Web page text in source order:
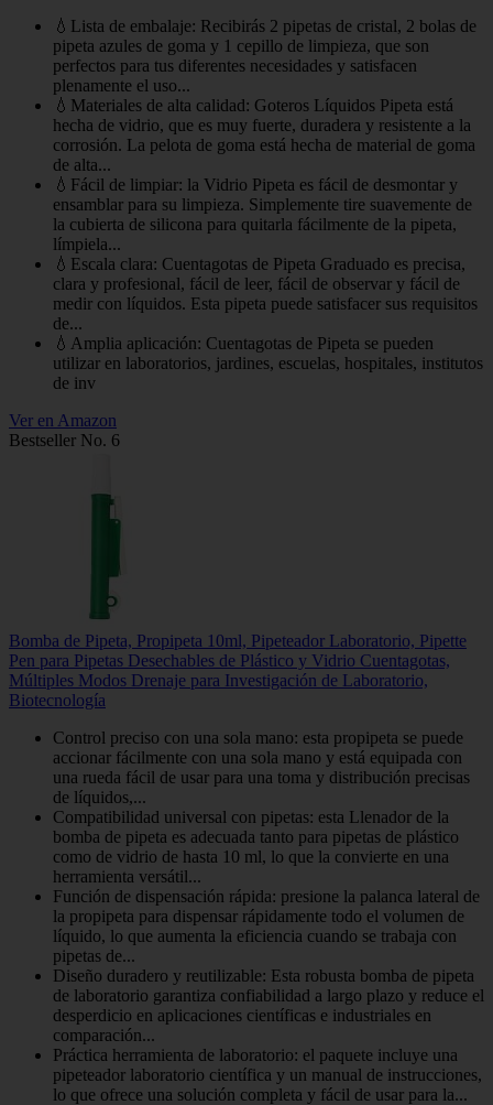
💧Lista de embalaje: Recibirás 2 pipetas de cristal, 2 bolas de
pipeta azules de goma y 1 cepillo de limpieza, que son
perfectos para tus diferentes necesidades y satisfacen
plenamente el uso...
💧Materiales de alta calidad: Goteros Líquidos Pipeta está
hecha de vidrio, que es muy fuerte, duradera y resistente a la
corrosión. La pelota de goma está hecha de material de goma
de alta...
💧Fácil de limpiar: la Vidrio Pipeta es fácil de desmontar y
ensamblar para su limpieza. Simplemente tire suavemente de
la cubierta de silicona para quitarla fácilmente de la pipeta,
límpiela...
💧Escala clara: Cuentagotas de Pipeta Graduado es precisa,
clara y profesional, fácil de leer, fácil de observar y fácil de
medir con líquidos. Esta pipeta puede satisfacer sus requisitos
de...
💧Amplia aplicación: Cuentagotas de Pipeta se pueden
utilizar en laboratorios, jardines, escuelas, hospitales, institutos
de inv
Ver en Amazon
Bestseller No. 6
Bomba de Pipeta, Propipeta 10ml, Pipeteador Laboratorio, Pipette
Pen para Pipetas Desechables de Plástico y Vidrio Cuentagotas,
Múltiples Modos Drenaje para Investigación de Laboratorio,
Biotecnología
Control preciso con una sola mano: esta propipeta se puede
accionar fácilmente con una sola mano y está equipada con
una rueda fácil de usar para una toma y distribución precisas
de líquidos,...
Compatibilidad universal con pipetas: esta Llenador de la
bomba de pipeta es adecuada tanto para pipetas de plástico
como de vidrio de hasta 10 ml, lo que la convierte en una
herramienta versátil...
Función de dispensación rápida: presione la palanca lateral de
la propipeta para dispensar rápidamente todo el volumen de
líquido, lo que aumenta la eficiencia cuando se trabaja con
pipetas de...
Diseño duradero y reutilizable: Esta robusta bomba de pipeta
de laboratorio garantiza confiabilidad a largo plazo y reduce el
desperdicio en aplicaciones científicas e industriales en
comparación...
Práctica herramienta de laboratorio: el paquete incluye una
pipeteador laboratorio científica y un manual de instrucciones,
lo que ofrece una solución completa y fácil de usar para la...